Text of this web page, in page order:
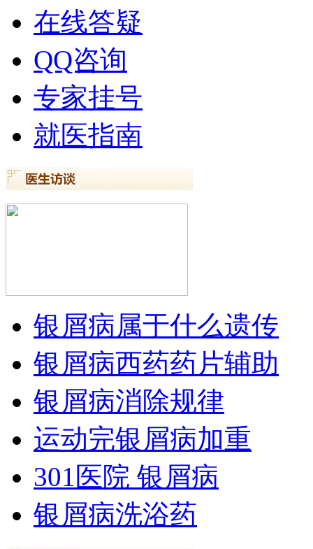
在线答疑
QQ咨询
专家挂号
就医指南
银屑病属于什么遗传
银屑病西药药片辅助
银屑病消除规律
运动完银屑病加重
301医院 银屑病
银屑病洗浴药